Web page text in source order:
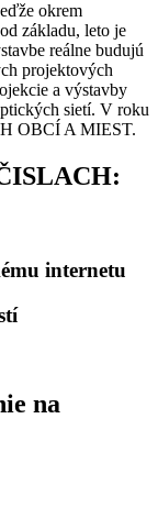
okrem
základu, leto je
reálne budujú
projektových
a výstavby
sietí. V roku
OBCÍ A MIEST.
internetu
na